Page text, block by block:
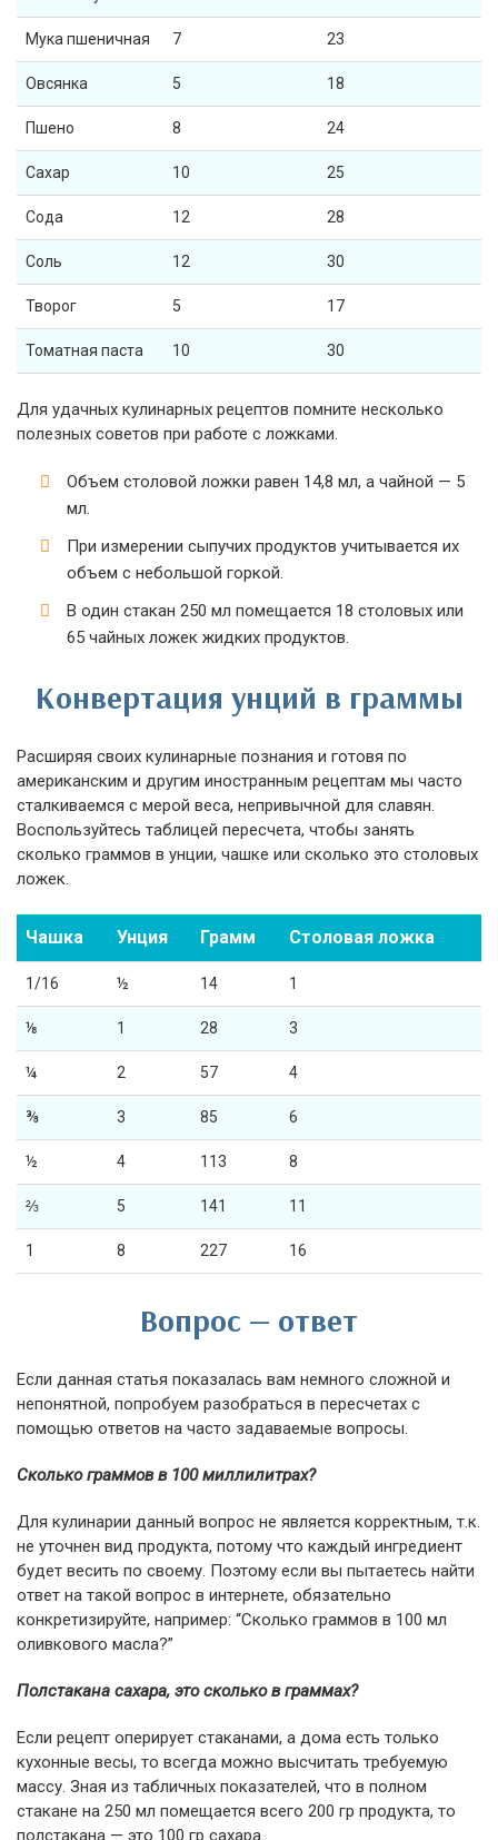
Мука пшеничная 7 23
Овсянка 5 18
Пшено 8 24
Сахар 10 25
Сода 12 28
Соль 12 30
Творог 5 17
Томатная паста 10 30
Для удачных кулинарных рецептов помните несколько
полезных советов при работе с ложками.
Объем столовой ложки равен 14,8 мл, а чайной — 5
мл.
При измерении сыпучих продуктов учитывается их
объем с небольшой горкой.
В один стакан 250 мл помещается 18 столовых или
65 чайных ложек жидких продуктов.
Конвертация унций в граммы
Расширяя своих кулинарные познания и готовя по
американским и другим иностранным рецептам мы часто
сталкиваемся с мерой веса, непривычной для славян.
Воспользуйтесь таблицей пересчета, чтобы занять
сколько граммов в унции, чашке или сколько это столовых
ложек.
Чашка Унция Грамм Столовая ложка
1/16 ½ 14 1
⅛ 1 28 3
¼ 2 57 4
⅜ 3 85 6
½ 4 113 8
⅔ 5 141 11
1 8 227 16
Вопрос — ответ
Если данная статья показалась вам немного сложной и
непонятной, попробуем разобраться в пересчетах с
помощью ответов на часто задаваемые вопросы.
Сколько граммов в 100 миллилитрах?
Для кулинарии данный вопрос не является корректным, т.к.
не уточнен вид продукта, потому что каждый ингредиент
будет весить по своему. Поэтому если вы пытаетесь найти
ответ на такой вопрос в интернете, обязательно
конкретизируйте, например: “Сколько граммов в 100 мл
оливкового масла?”
Полстакана сахара, это сколько в граммах?
Если рецепт оперирует стаканами, а дома есть только
кухонные весы, то всегда можно высчитать требуемую
массу. Зная из табличных показателей, что в полном
стакане на 250 мл помещается всего 200 гр продукта, то
полстакана — это 100 гр сахара.